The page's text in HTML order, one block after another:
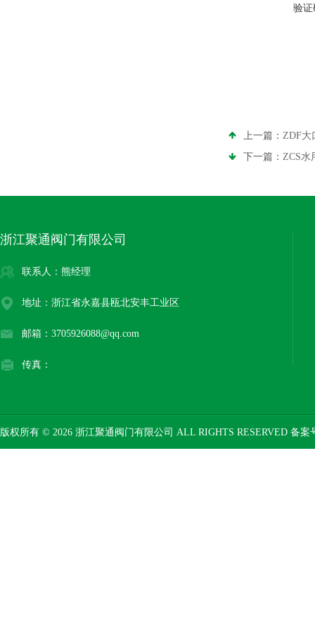
验证
上一篇： ZDF大
下一篇： ZCS水
浙江聚通阀门有限公司
联系人：熊经理
地址：浙江省永嘉县瓯北安丰工业区
邮箱：3705926088@qq.com
传真：
版权所有 © 2026 浙江聚通阀门有限公司 ALL RIGHTS RESERVED 备案